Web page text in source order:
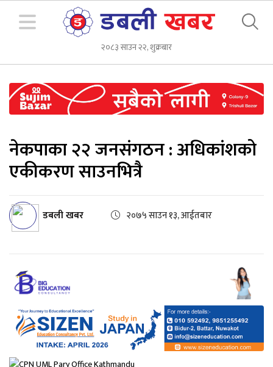
२०८३ साउन २२, शुक्रबार
नेकपाका २२ जनसंगठन : अधिकांशको
एकीकरण साउनभित्रै
डबली खबर २०७५ साउन १३, आईतबार